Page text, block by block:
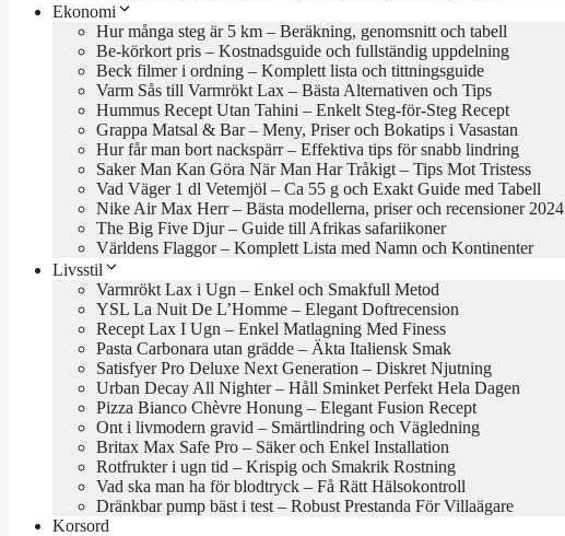
Ekonomi
Hur många steg är 5 km – Beräkning, genomsnitt och tabell
Be-körkort pris – Kostnadsguide och fullständig uppdelning
Beck filmer i ordning – Komplett lista och tittningsguide
Varm Sås till Varmrökt Lax – Bästa Alternativen och Tips
Hummus Recept Utan Tahini – Enkelt Steg-för-Steg Recept
Grappa Matsal & Bar – Meny, Priser och Bokatips i Vasastan
Hur får man bort nackspärr – Effektiva tips för snabb lindring
Saker Man Kan Göra När Man Har Tråkigt – Tips Mot Tristess
Vad Väger 1 dl Vetemjöl – Ca 55 g och Exakt Guide med Tabell
Nike Air Max Herr – Bästa modellerna, priser och recensioner 2024
The Big Five Djur – Guide till Afrikas safariikoner
Världens Flaggor – Komplett Lista med Namn och Kontinenter
Livsstil
Varmrökt Lax i Ugn – Enkel och Smakfull Metod
YSL La Nuit De L’Homme – Elegant Doftrecension
Recept Lax I Ugn – Enkel Matlagning Med Finess
Pasta Carbonara utan grädde – Äkta Italiensk Smak
Satisfyer Pro Deluxe Next Generation – Diskret Njutning
Urban Decay All Nighter – Håll Sminket Perfekt Hela Dagen
Pizza Bianco Chèvre Honung – Elegant Fusion Recept
Ont i livmodern gravid – Smärtlindring och Vägledning
Britax Max Safe Pro – Säker och Enkel Installation
Rotfrukter i ugn tid – Krispig och Smakrik Rostning
Vad ska man ha för blodtryck – Få Rätt Hälsokontroll
Dränkbar pump bäst i test – Robust Prestanda För Villaägare
Korsord